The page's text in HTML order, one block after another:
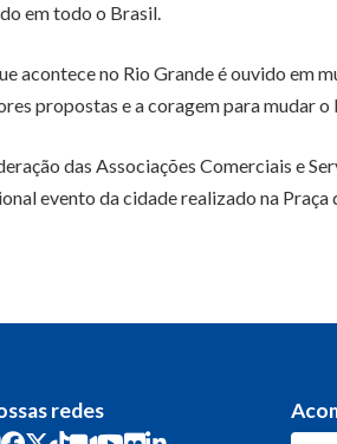
em todo o Brasil.
acontece no Rio Grande é ouvido em
propostas e a coragem para mudar o
das Associações Comerciais e
evento da cidade realizado na Praça
redes